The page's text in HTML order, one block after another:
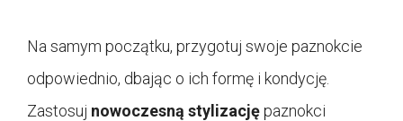
Na samym początku, przygotuj swoje paznokcie
odpowiednio, dbając o ich formę i kondycję.
Zastosuj nowoczesną stylizacjępaznokci